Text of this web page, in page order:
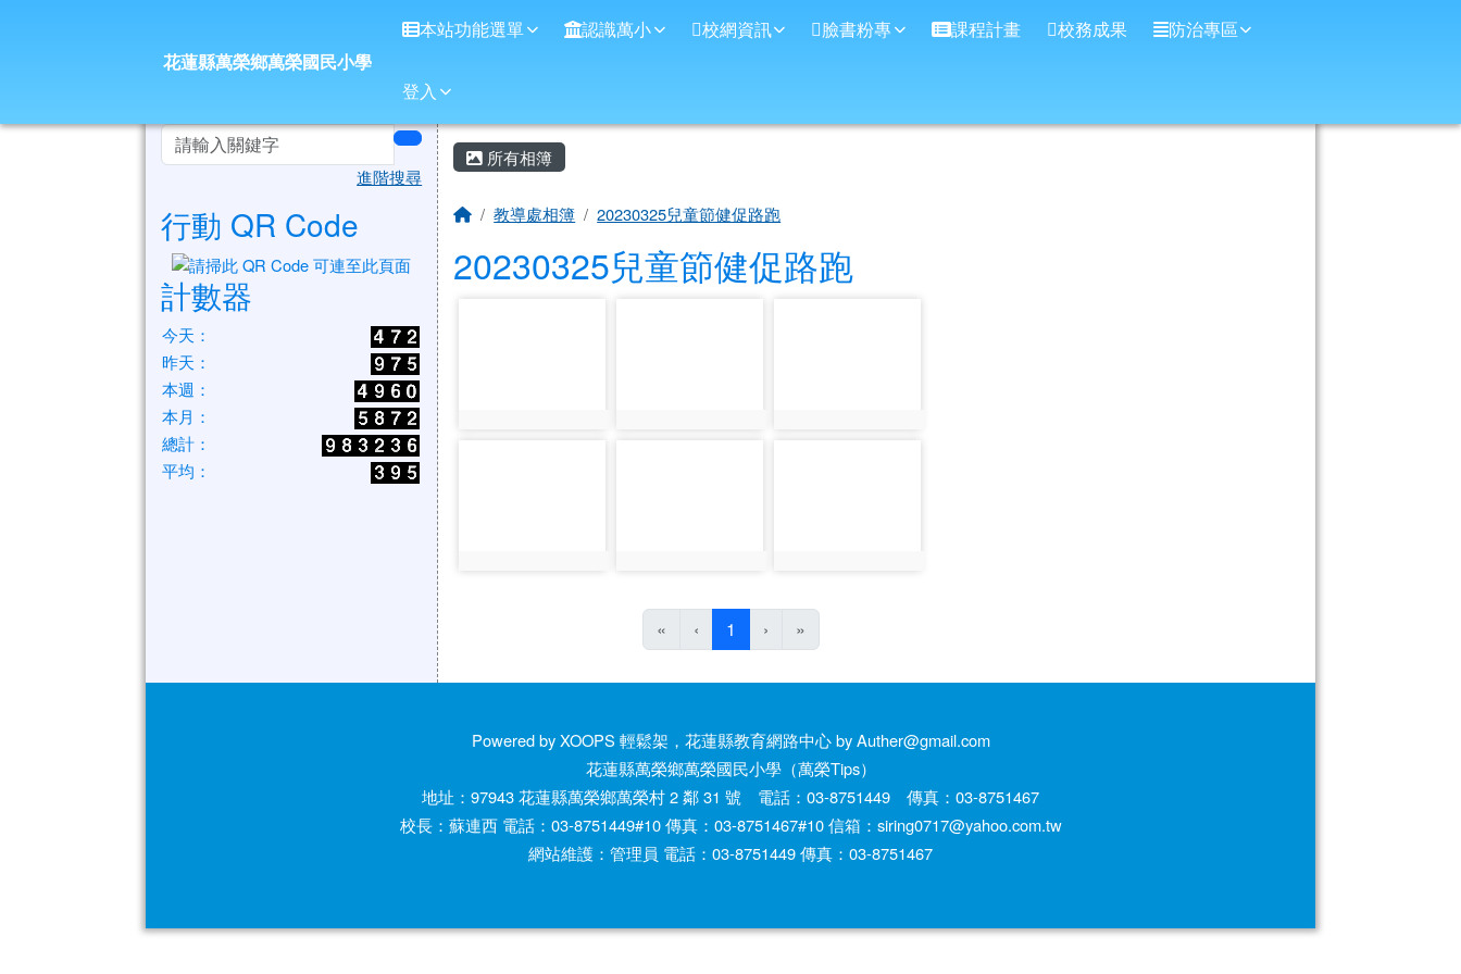
花蓮縣萬榮鄉萬榮國民小學
花蓮縣萬榮鄉萬榮國民小學
本站功能選單 認識萬小 校網資訊 臉書粉專 課程計畫 校務成果 防治專區
登入
左邊區域內容 search
進階搜尋
行動 QR Code
計數器
今天：
昨天：
本週：
本月：
總計：
平均：
主內容區域
所有相簿
回首頁教導處相簿 20230325兒童節健促路跑
20230325兒童節健促路跑
« ‹ 1 (目前頁次)
› »
頁尾區域
Powered by XOOPS 輕鬆架，花蓮縣教育網路中心 by Auther@gmail.com
花蓮縣萬榮鄉萬榮國民小學（萬榮Tips）
地址：97943 花蓮縣萬榮鄉萬榮村 2 鄰 31 號 電話：03-8751449 傳真：03-8751467
校長：蘇連西 電話：03-8751449#10 傳真：03-8751467#10 信箱：siring0717@yahoo.com.tw
網站維護：管理員 電話：03-8751449 傳真：03-8751467